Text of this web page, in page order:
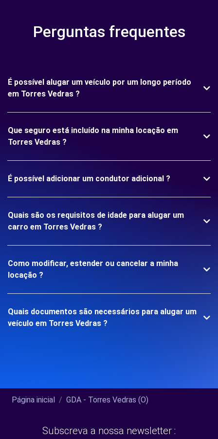
Perguntas frequentes
É possível alugar um veículo por um longo período
em Torres Vedras ?
Que seguro está incluído na minha locação em
Torres Vedras ?
É possível adicionar um condutor adicional ?
Quais são os requisitos de idade para alugar um
carro em Torres Vedras ?
Como modificar, estender ou cancelar a minha
locação ?
Quais documentos são necessários para alugar um
veículo em Torres Vedras ?
Página inicial GDA - Torres Vedras (O)
Subscreva a nossa newsletter :